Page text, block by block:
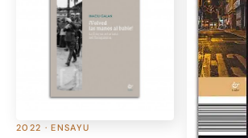
2022 · ENSAYU